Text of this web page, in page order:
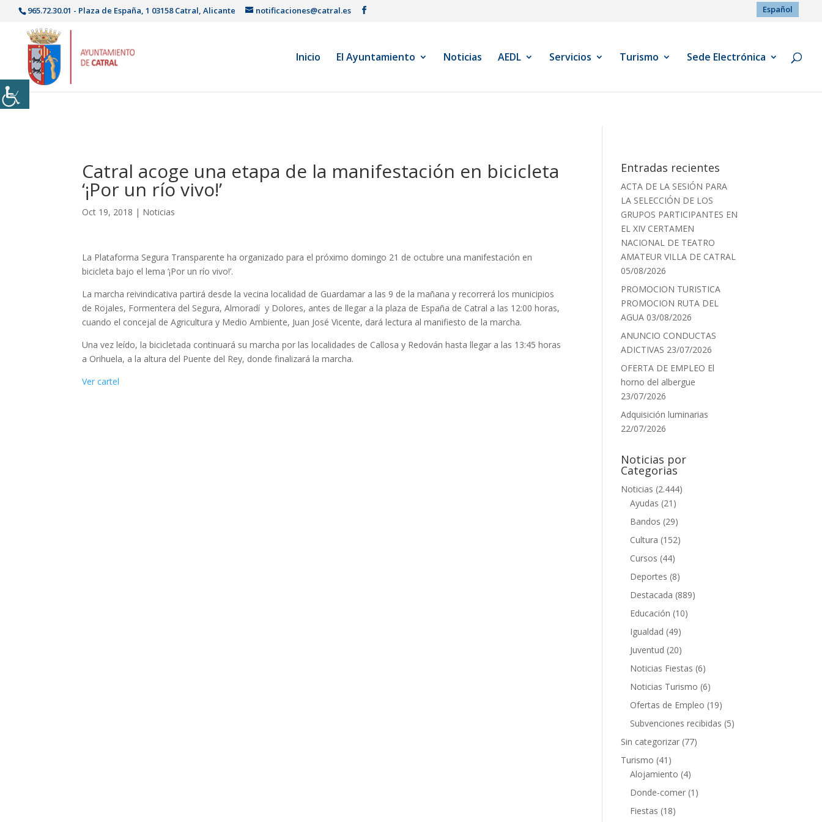
965.72.30.01 - Plaza de España, 1 03158 Catral, Alicante notificaciones@catral.es Español
Inicio El Ayuntamiento Noticias AEDL Servicios Turismo Sede Electrónica
Catral acoge una etapa de la manifestación en bicicleta
‘¡Por un río vivo!’
Oct 19, 2018 | Noticias
La Plataforma Segura Transparente ha organizado para el próximo domingo 21 de octubre una manifestación en
bicicleta bajo el lema ‘¡Por un río vivo!’.
La marcha reivindicativa partirá desde la vecina localidad de Guardamar a las 9 de la mañana y recorrerá los municipios
de Rojales, Formentera del Segura, Almoradí y Dolores, antes de llegar a la plaza de España de Catral a las 12:00 horas,
cuando el concejal de Agricultura y Medio Ambiente, Juan José Vicente, dará lectura al manifiesto de la marcha.
Una vez leído, la bicicletada continuará su marcha por las localidades de Callosa y Redován hasta llegar a las 13:45 horas
a Orihuela, a la altura del Puente del Rey, donde finalizará la marcha.
Ver cartel
Entradas recientes
ACTA DE LA SESIÓN PARA
LA SELECCIÓN DE LOS
GRUPOS PARTICIPANTES EN
EL XIV CERTAMEN
NACIONAL DE TEATRO
AMATEUR VILLA DE CATRAL
05/08/2026
PROMOCION TURISTICA
PROMOCION RUTA DEL
AGUA 03/08/2026
ANUNCIO CONDUCTAS
ADICTIVAS 23/07/2026
OFERTA DE EMPLEO El
horno del albergue
23/07/2026
Adquisición luminarias
22/07/2026
Noticias por
Categorias
Noticias (2.444)
Ayudas (21)
Bandos (29)
Cultura (152)
Cursos (44)
Deportes (8)
Destacada (889)
Educación (10)
Igualdad (49)
Juventud (20)
Noticias Fiestas (6)
Noticias Turismo (6)
Ofertas de Empleo (19)
Subvenciones recibidas (5)
Sin categorizar (77)
Turismo (41)
Alojamiento (4)
Donde-comer (1)
Fiestas (18)